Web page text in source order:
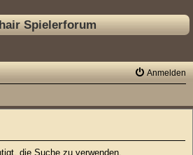
Spielerforum
Anmelden
die Suche zu verwenden.